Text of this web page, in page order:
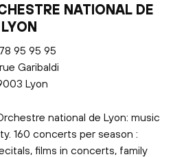
NATIONAL DE
LYON
95 95 95
Garibaldi
Lyon
national de Lyon: music
160 concerts per season :
films in concerts, family